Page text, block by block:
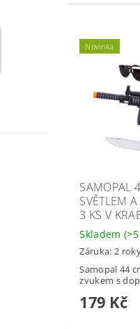
Novinka
SAMOPAL
SVĚTLEM
3 KS V
Skladem
Záruka: 2
Samopal 44
zvukem s
179 Kč